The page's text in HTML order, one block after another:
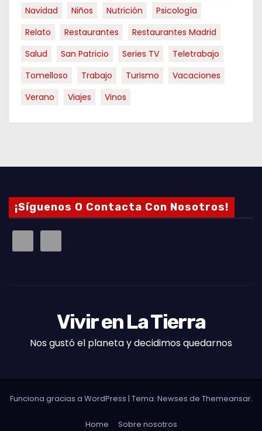
Navidad
Niños Nutrición
Psicología
Relato
Restaurantes
Restaurantes Madrid
Salud
San Patricio Series TV
Teletrabajo
Tomelloso
Trabajo Turismo
Vacaciones
Verano
Viajes Vinos
¡Síguenos O Contacta Con Nosotros!
Vivir en La Tierra
Nos gustó el planeta y decidimos quedarnos
Funciona gracias a WordPress | Tema: Newses de Themeansar.
Home Sobre nosotros